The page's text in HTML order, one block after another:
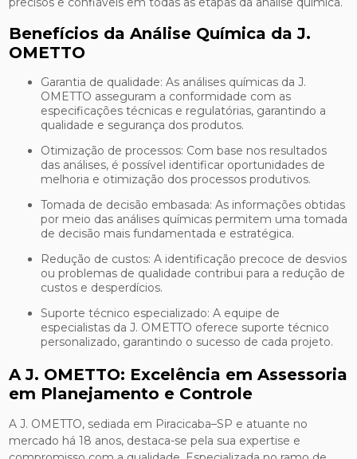
Benefícios da Análise Química da J.
OMETTO
Garantia de qualidade: As análises químicas da J.
OMETTO asseguram a conformidade com as
especificações técnicas e regulatórias, garantindo a
qualidade e segurança dos produtos.
Otimização de processos: Com base nos resultados
das análises, é possível identificar oportunidades de
melhoria e otimização dos processos produtivos.
Tomada de decisão embasada: As informações obtidas
por meio das análises químicas permitem uma tomada
de decisão mais fundamentada e estratégica.
Redução de custos: A identificação precoce de desvios
ou problemas de qualidade contribui para a redução de
custos e desperdícios.
Suporte técnico especializado: A equipe de
especialistas da J. OMETTO oferece suporte técnico
personalizado, garantindo o sucesso de cada projeto.
A J. OMETTO: Excelência em Assessoria
em Planejamento e Controle
A J. OMETTO, sediada em Piracicaba–SP e atuante no
mercado há 18 anos, destaca-se pela sua expertise e